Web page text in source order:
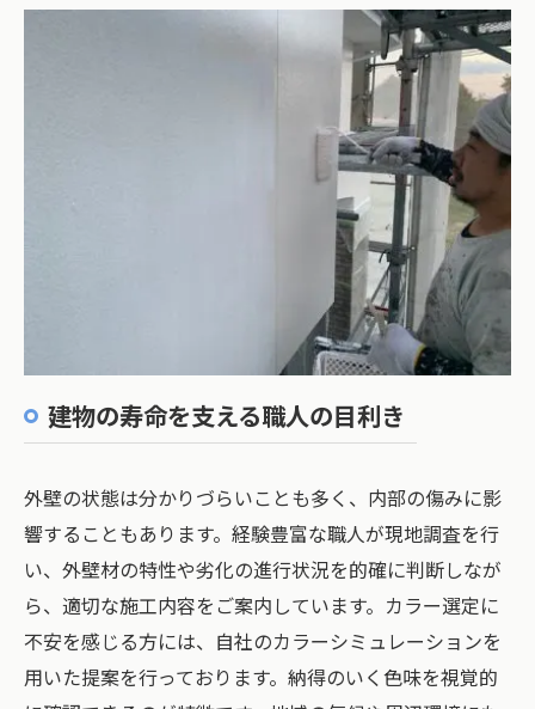
建物の寿命を支える職人の目利き
外壁の状態は分かりづらいことも多く、内部の傷みに影
響することもあります。経験豊富な職人が現地調査を行
い、外壁材の特性や劣化の進行状況を的確に判断しなが
ら、適切な施工内容をご案内しています。カラー選定に
不安を感じる方には、自社のカラーシミュレーションを
用いた提案を行っております。納得のいく色味を視覚的